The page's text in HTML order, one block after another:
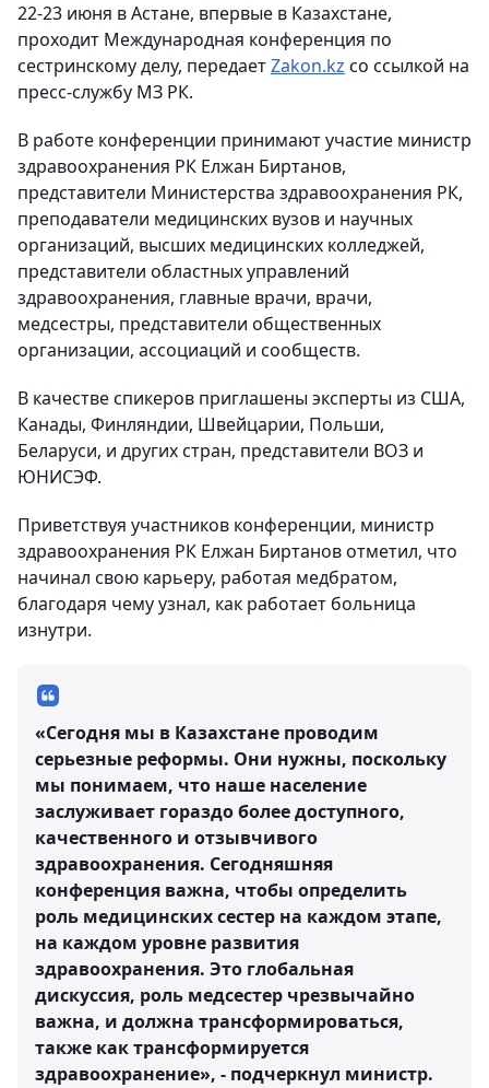
22-23 июня в Астане, впервые в Казахстане,
проходит Международная конференция по
сестринскому делу, передаетZakon.kz со ссылкой на
пресс-службу МЗ РК.
В работе конференции принимают участие министр
здравоохранения РК Елжан Биртанов,
представители Министерства здравоохранения РК,
преподаватели медицинских вузов и научных
организаций, высших медицинских колледжей,
представители областных управлений
здравоохранения, главные врачи, врачи,
медсестры, представители общественных
организации, ассоциаций и сообществ.
В качестве спикеров приглашены эксперты из США,
Канады, Финляндии, Швейцарии, Польши,
Беларуси, и других стран, представители ВОЗ и
ЮНИСЭФ.
Приветствуя участников конференции, министр
здравоохранения РК Елжан Биртанов отметил, что
начинал свою карьеру, работая медбратом,
благодаря чему узнал, как работает больница
изнутри.
«Сегодня мы в Казахстане проводим
серьезные реформы. Они нужны, поскольку
мы понимаем, что наше население
заслуживает гораздо более доступного,
качественного и отзывчивого
здравоохранения. Сегодняшняя
конференция важна, чтобы определить
роль медицинских сестер на каждом этапе,
на каждом уровне развития
здравоохранения. Это глобальная
дискуссия, роль медсестер чрезвычайно
важна, и должна трансформироваться,
также как трансформируется
здравоохранение», - подчеркнул министр.